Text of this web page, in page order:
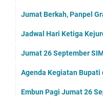
Jumat Berkah, Panpel
Jadwal Hari Ketiga
Jumat 26 September
Agenda Kegiatan Bupati
Embun Pagi Jumat 26